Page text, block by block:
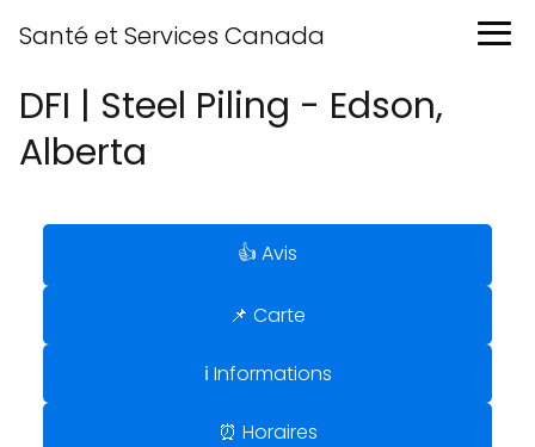
Santé et Services Canada
DFI | Steel Piling - Edson,
Alberta
👍 Avis
📌 Carte
ℹ️ Informations
⏰ Horaires